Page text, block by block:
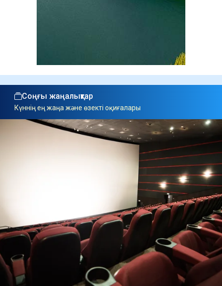
Соңғы жаңалықтар
Күннің ең жаңа және өзекті оқиғалары